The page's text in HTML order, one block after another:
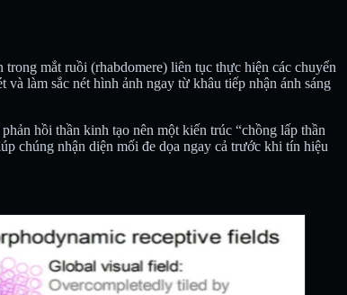
mắt ruồi (rhabdomere) liên tục thực hiện các chuyển
làm sắc nét hình ảnh ngay từ khâu tiếp nhận ánh sáng
hồi thần kinh tạo nên một kiến trúc “chồng lấp thần
chúng nhận diện mối đe dọa ngay cả trước khi tín hiệu